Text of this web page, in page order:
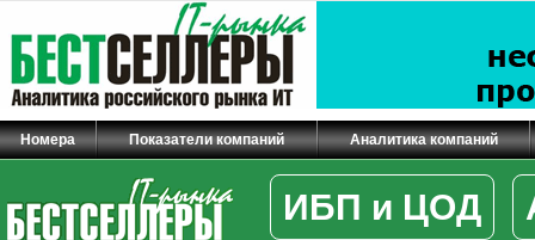
Номера Показатели компаний Аналитика компаний
ИБП и ЦОД